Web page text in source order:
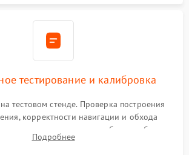
тестирование и калибровка
тестовом стенде. Проверка построения
корректности навигации и обхода
силы всасывания и работы турбины.
возврата на док-станцию и
Подробнее